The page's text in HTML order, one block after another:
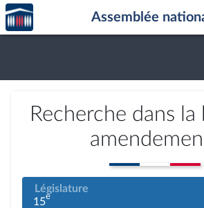
Aller au contenu
Aller en bas de la page
Accèder
à la
page
Assemblée
Recherche dans la
Législature
15e